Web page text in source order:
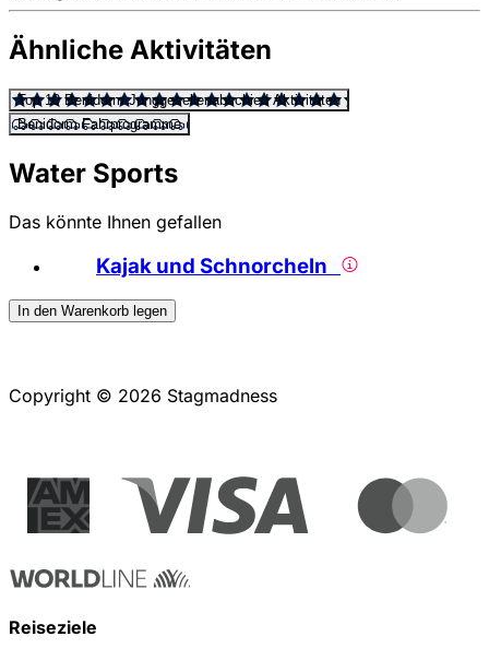
Ähnliche Aktivitäten
Top 10 Benidorm Junggesellenabschied Aktivitäten
Benidorm Fahrprogramme
Water Sports
Das könnte Ihnen gefallen
Kajak und Schnorcheln
In den Warenkorb legen
Copyright © 2026 Stagmadness
Reiseziele